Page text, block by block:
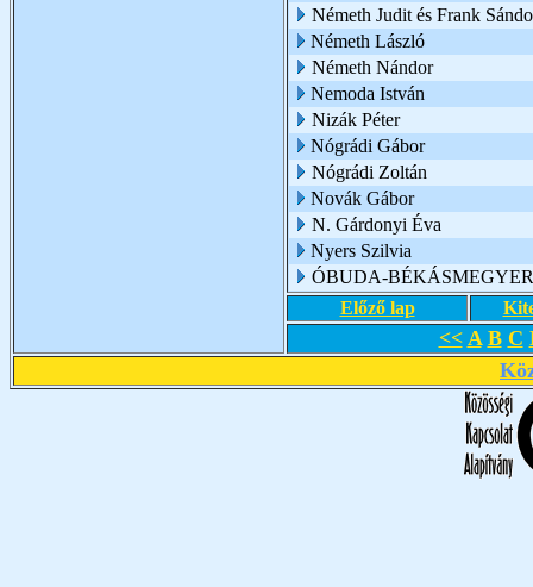
Németh Judit és Frank
Németh László
Németh Nándor
Nemoda István
Nizák Péter
Nógrádi Gábor
Nógrádi Zoltán
Novák Gábor
N. Gárdonyi Éva
Nyers Szilvia
ÓBUDA-
Előző lap
<< A B C